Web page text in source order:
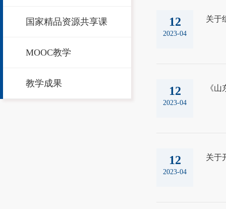
国家精品资源共享课
MOOC教学
教学成果
12
2023-04
关于
12
2023-04
《
12
2023-04
关于